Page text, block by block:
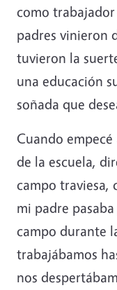
como
padres vinieron
tuvieron la
una educación
soñada que
Cuando
de la escuela,
campo traviesa,
mi padre
campo durante
trabajábamos
nos